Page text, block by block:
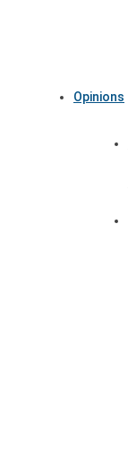
Opinions